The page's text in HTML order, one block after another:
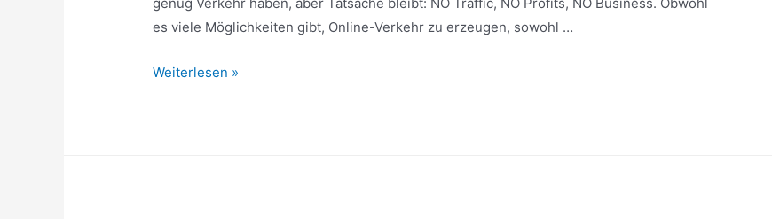
es viele Möglichkeiten gibt, Online-Verkehr zu erzeugen, sowohl …
Senden
Weiterlesen »